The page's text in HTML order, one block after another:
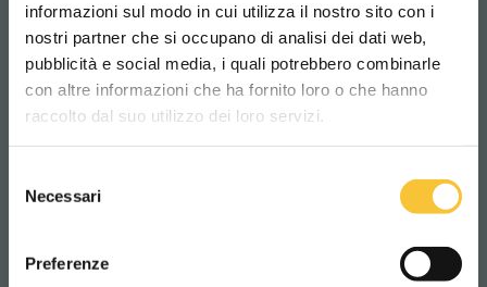
informazioni sul modo in cui utilizza il nostro sito con i
nostri partner che si occupano di analisi dei dati web,
pubblicità e social media, i quali potrebbero combinarle
con altre informazioni che ha fornito loro o che hanno
raccolto dal suo utilizzo dei loro servizi.
delNecessari
Preferenze
Gesellschaft
Betreff *
Scegli il paese in cui ti trovi e la tua
lingua per una migliore esperienza di
navigazione